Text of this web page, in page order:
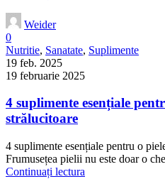
Weider
0
Nutritie, Sanatate, Suplimente
19 feb. 2025
19 februarie 2025
4 suplimente esențiale
strălucitoare
4 suplimente esențiale pentru o
Frumusețea pielii nu este doar o
Continuați lectura